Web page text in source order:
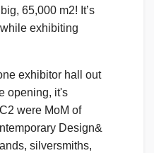
65,000 m2! It’s
exhibiting
exhibitor hall out
opening, it's
were MoM of
Design&
silversmiths,